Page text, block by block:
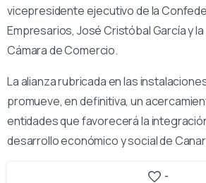
vicepresidente ejecutivo de la
Empresarios, José Cristóbal García y
Cámara de Comercio.
La alianza rubricada en las
promueve, en definitiva, un
entidades que favorecerá la
desarrollo económico y social de
-